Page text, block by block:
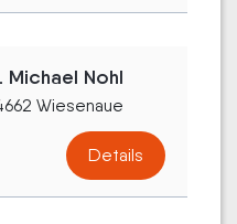
Nohl
Wiesenaue
Details